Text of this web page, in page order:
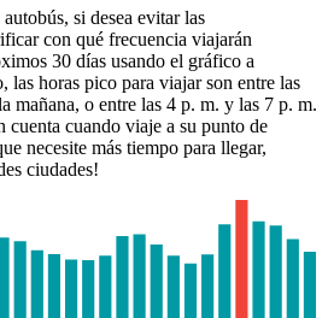
si desea evitar las
con qué frecuencia viajarán
30 días usando el gráfico a
las horas pico para viajar son entre las
mañana, o entre las 4 p. m. y las 7 p. m.
cuenta cuando viaje a su punto de
necesite más tiempo para llegar,
ciudades!